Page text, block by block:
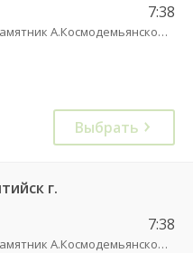
7:38
Памятник А.Космодемьянскому(Балтийское шоссе) трасса
Выбрать
г.
7:38
Памятник А.Космодемьянскому(Балтийское шоссе) трасса